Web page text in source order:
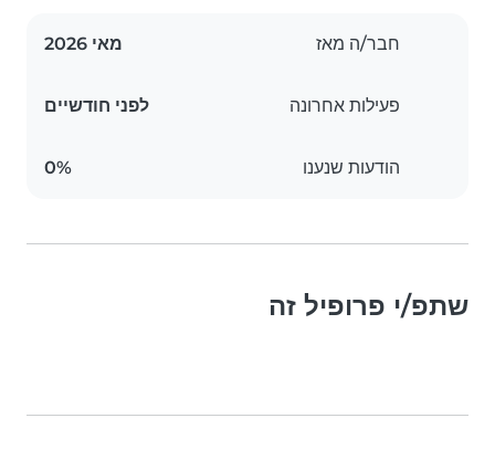
חבר/ה מאז מאי 2026
פעילות אחרונה לפני חודשיים
הודעות שנענו 0%
שתפ/י פרופיל זה